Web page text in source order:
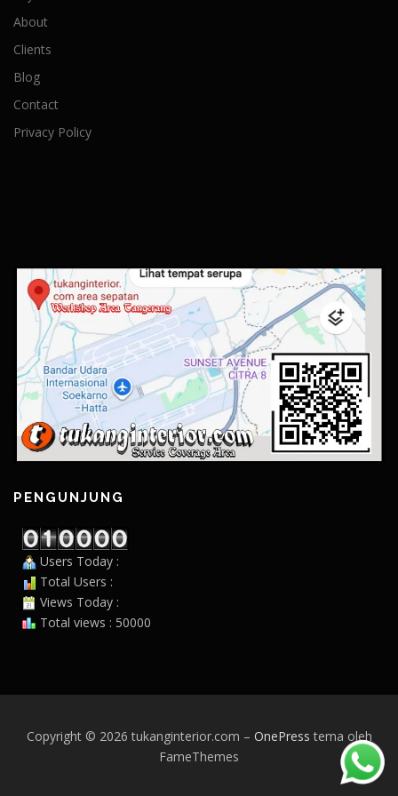
About
Clients
Blog
Contact
Privacy Policy
PENGUNJUNG
Users Today :
Total Users :
Views Today :
Total views : 50000
Copyright © 2026 tukanginterior.com – OnePress tema oleh
FameThemes